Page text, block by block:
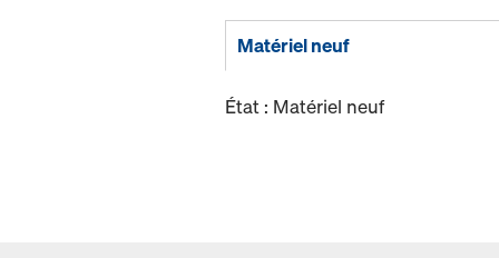
Matériel neuf
État : Matériel neuf